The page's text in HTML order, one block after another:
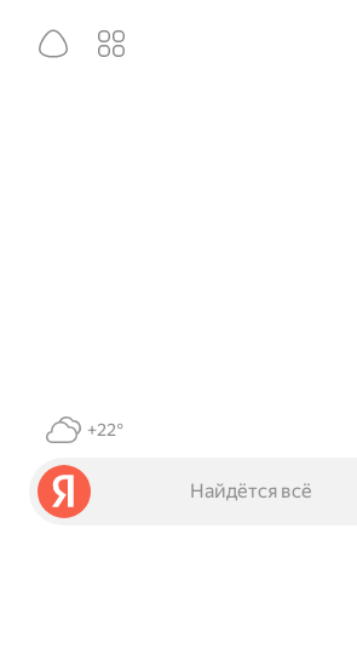
+22°
Найдётся всё